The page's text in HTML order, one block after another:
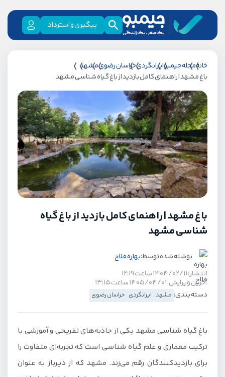
پیگیری و استرداد
خانهمجله جیمبوایرانگردیخراسان رضویمشهد
باغ مشهد | راهنمای کامل بازدید از باغ گیاه شناسی مشهد
باغ مشهد | راهنمای کامل بازدید از باغ گیاه
شناسی مشهد
نوشته شده توسط:بهاره فلاح
انتشار: ۱۴۰۴/۰۲/۱۱ ساعت ۱۲:۱۹
آخرین ویرایش: ۱۴۰۵/۰۴/۰۱ ساعت ۱۳:۱۵
دسته بندی: مشهد ایرانگردی خراسان رضوی
باغ گیاه شناسی مشهد یکی از جاذبه‌های تفریحی و آموزشی با
ترکیب معماری و علم گیاه شناسی است که تجربه‌ای متفاوت را
برای بازدید‌کنندگان رقم می‌زند. مشهد که از دیرباز به عنوان